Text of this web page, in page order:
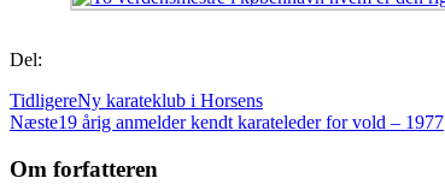
Del:
TidligereNy karateklub i Horsens
Næste19 årig anmelder kendt karateleder for vold – 1977
Om forfatteren